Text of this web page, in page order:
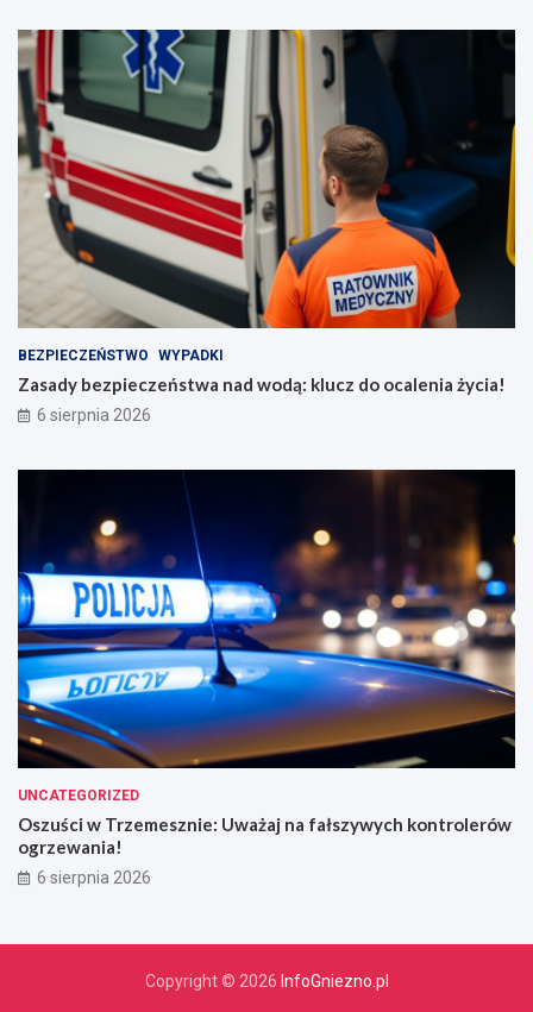
BEZPIECZEŃSTWO WYPADKI
Zasady bezpieczeństwa nad wodą: klucz do ocalenia życia!
6 sierpnia 2026
UNCATEGORIZED
Oszuści w Trzemesznie: Uważaj na fałszywych kontrolerów
ogrzewania!
6 sierpnia 2026
Copyright © 2026 InfoGniezno.pl